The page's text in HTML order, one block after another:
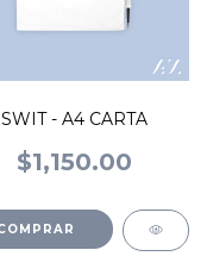
SWIT - A4 CARTA
$1,150.00